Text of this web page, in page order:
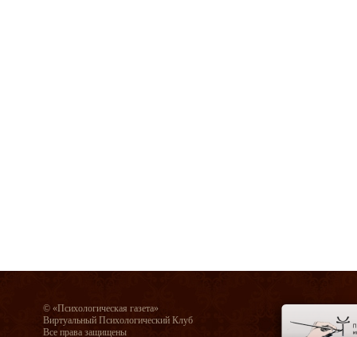
© «Психологическая газета»
Виртуальный Психологический Клуб
Все права защищены